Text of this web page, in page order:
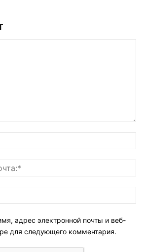
адрес электронной почты и веб-
для следующего комментария.